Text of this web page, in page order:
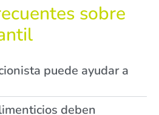
sobre
puede ayudar a
deben